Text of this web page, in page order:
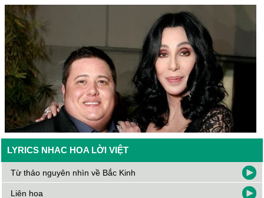
LYRICS NHAC HOA LỜI VIỆT
Từ thảo nguyên nhìn về Bắc Kinh
Liên hoa